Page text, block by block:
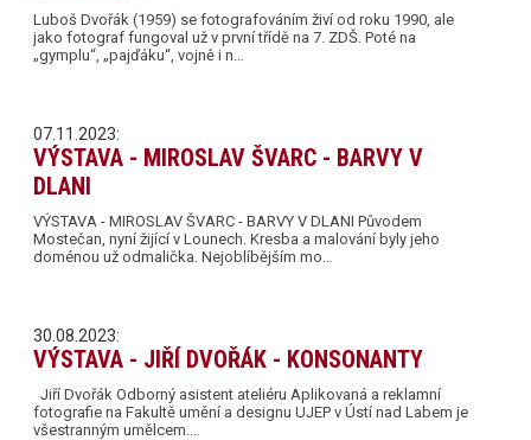
Luboš Dvořák (1959) se fotografováním živí od roku 1990, ale
jako fotograf fungoval už v první třídě na 7. ZDŠ. Poté na
„gymplu“, „pajďáku“, vojně i n…
07.11.2023:
VÝSTAVA - MIROSLAV ŠVARC - BARVY V
DLANI
VÝSTAVA - MIROSLAV ŠVARC - BARVY V DLANI Původem
Mostečan, nyní žijící v Lounech. Kresba a malování byly jeho
doménou už odmalička. Nejoblíbějším mo…
30.08.2023:
VÝSTAVA - JIŘÍ DVOŘÁK - KONSONANTY
Jiří Dvořák Odborný asistent ateliéru Aplikovaná a reklamní
fotografie na Fakultě umění a designu UJEP v Ústí nad Labem je
všestranným umělcem.…